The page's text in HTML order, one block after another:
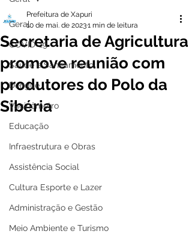
Geral
COVID-19
Saúde e Saneamento
Dengue
Vacinômetro
Educação
Infraestrutura e Obras
Assistência Social
Cultura Esporte e Lazer
Administração e Gestão
Meio Ambiente e Turismo
Secretaria de Agricultura
promove reunião com
produtores do Polo da
Sibéria
Prefeitura de Xapuri
10 de mai. de 20231 min de leitura